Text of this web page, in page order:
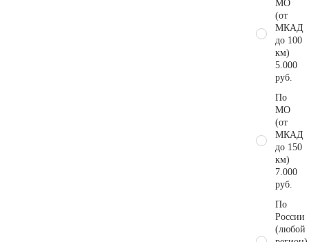
МО
(от
МКАД
до 100
км)
5.000
руб.
По
МО
(от
МКАД
до 150
км)
7.000
руб.
По
России
(любой